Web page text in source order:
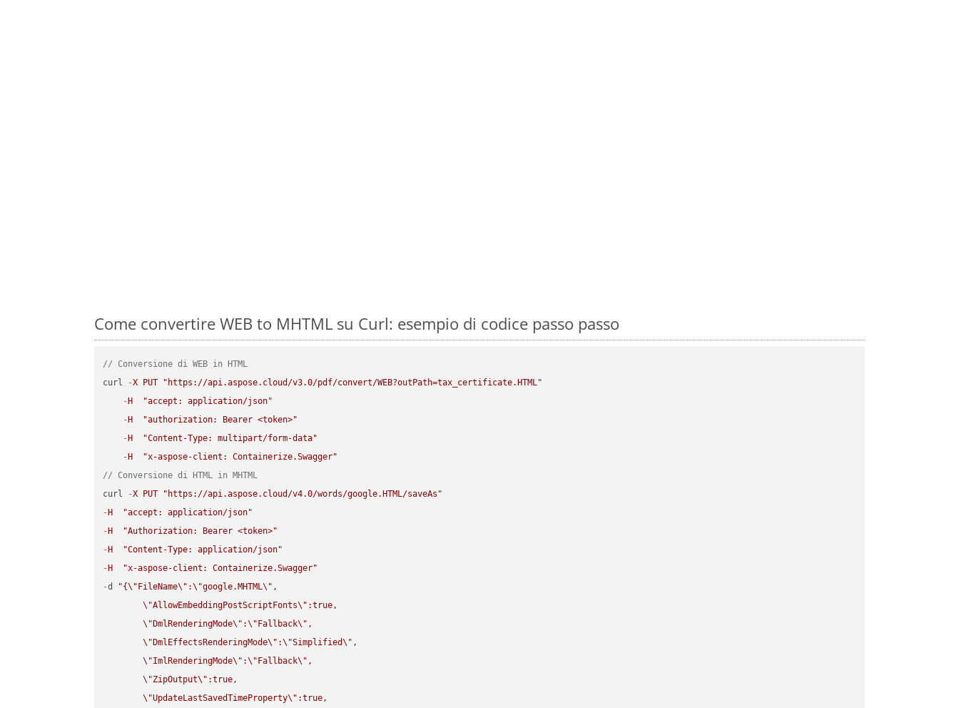
Come convertire WEB to MHTML su Curl: esempio di codice passo passo
// Conversione di WEB in HTML
curl
-X PUT
"https://api.aspose.cloud/v3.0/pdf/convert/WEB?outPath=tax_certificate.HTML"
- H
"accept: application/json"
- H
"authorization: Bearer <token>"
- H
"Content-Type: multipart/form-data"
- H
"x-aspose-client: Containerize.Swagger"
// Conversione di HTML in MHTML
curl
-X PUT
"https://api.aspose.cloud/v4.0/words/google.HTML/saveAs"
- H
"accept: application/json"
- H
"Authorization: Bearer <token>"
- H
"Content-Type: application/json"
- H
"x-aspose-client: Containerize.Swagger"
-d "{\" FileName\" :\"google.MHTML\" ,
\"AllowEmbeddingPostScriptFonts\" :true,
\" DmlRenderingMode\" :\" Fallback\" ,
\" DmlEffectsRenderingMode\" :\"Simplified\" ,
\"ImlRenderingMode\" :\" Fallback\" ,
\"ZipOutput\" :true,
\"UpdateLastSavedTimeProperty\" :true,